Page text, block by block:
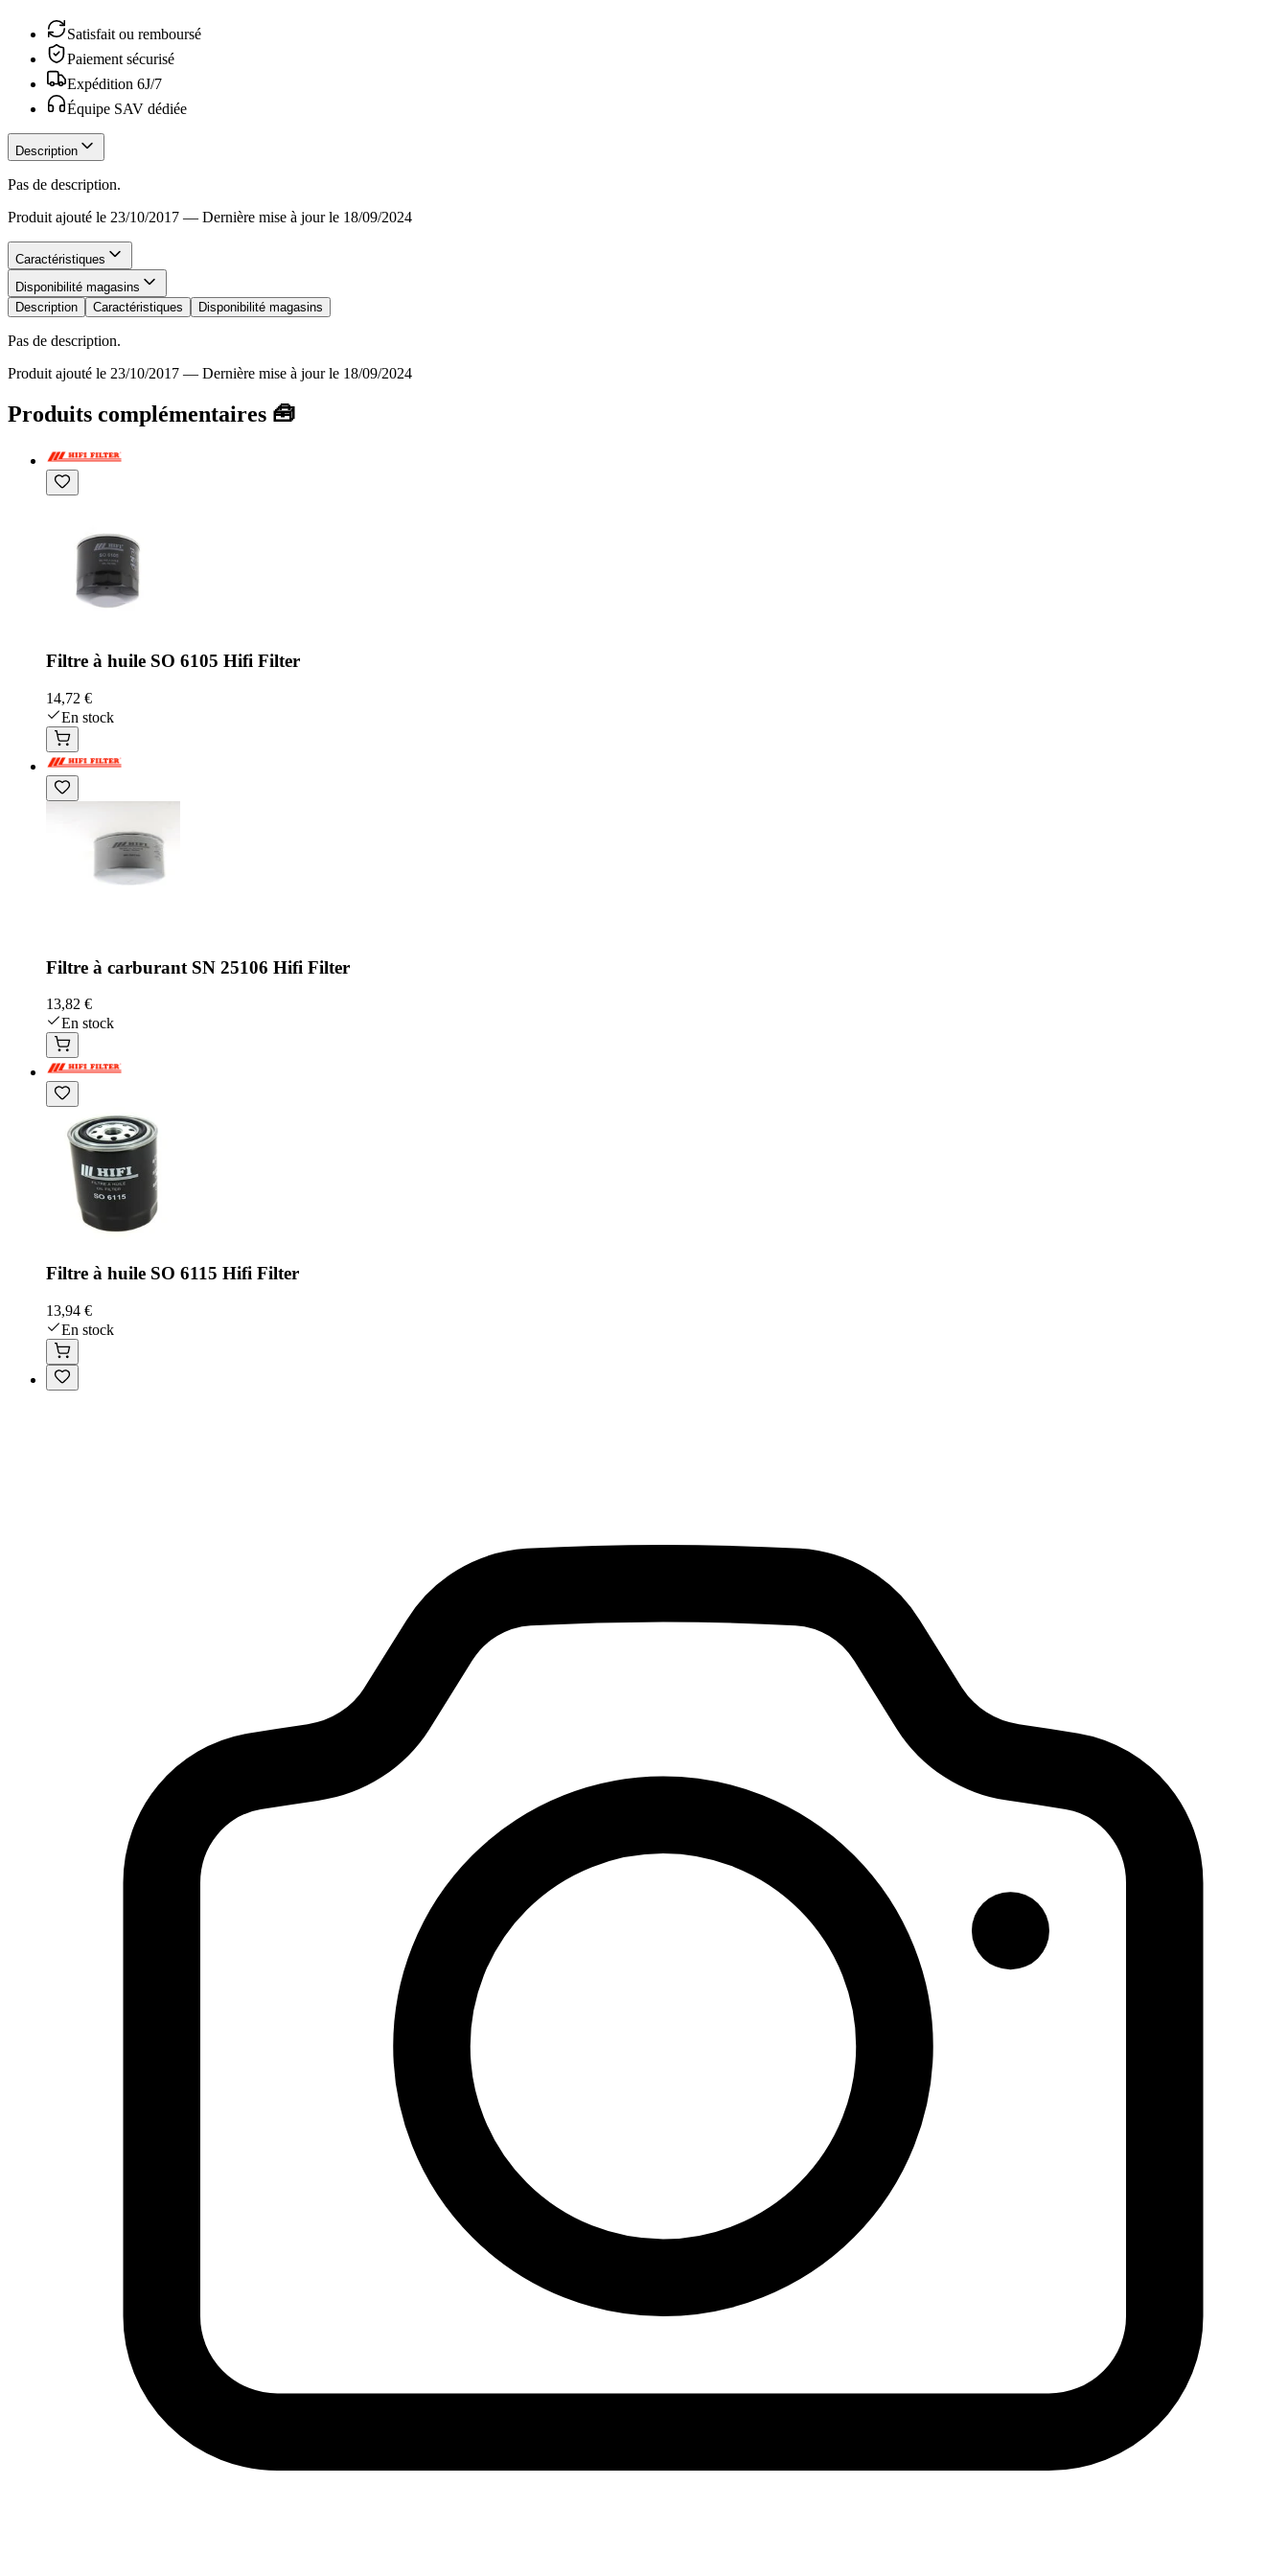
Satisfait ou remboursé
Paiement sécurisé
Expédition 6J/7
Équipe SAV dédiée
Description
Pas de description.
Produit ajouté le 23/10/2017 — Dernière mise à jour le 18/09/2024
Caractéristiques
Disponibilité magasins
Description
Caractéristiques Disponibilité magasins
Pas de description.
Produit ajouté le 23/10/2017 — Dernière mise à jour le 18/09/2024
Produits complémentaires 🧰
Filtre à huile SO 6105 Hifi Filter
14,72 €
En stock
Filtre à carburant SN 25106 Hifi Filter
13,82 €
En stock
Filtre à huile SO 6115 Hifi Filter
13,94 €
En stock